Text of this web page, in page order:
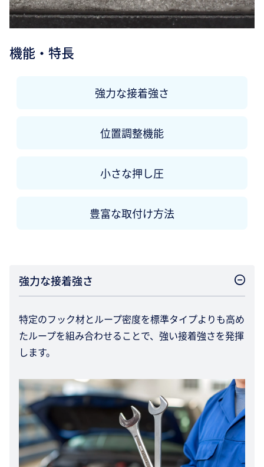
機能・特長
強力な接着強さ
位置調整機能
小さな押し圧
豊富な取付け方法
強力な接着強さ
特定のフック材とループ密度を標準タイプよりも高め
たループを組み合わせることで、強い接着強さを発揮
します。